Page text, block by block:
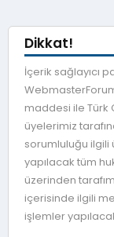
Dikkat!
İçerik sağlayıcı
maddesi ile Türk
üyelerimiz
sorumluluğu ilgili
yapılacak tüm
üzerinden
içerisinde ilgili
işlemler